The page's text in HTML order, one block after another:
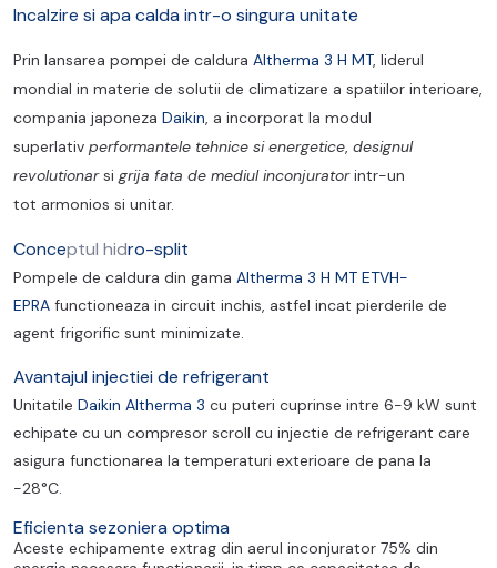
Incalzire si apa calda intr-o singura unitate
Prin lansarea pompei de caldura Altherma 3 H MT, liderul
mondial in materie de solutii de climatizare a spatiilor interioare,
compania japoneza Daikin, a incorporat la modul
superlativ performantele tehnice si energetice, designul
revolutionarsi grija fata de mediul inconjuratorintr-un
tot armonios si unitar.
Conceptul hidro-split
Pompele de caldura din gama Altherma 3 H MT ETVH-
EPRA functioneaza in circuit inchis, astfel incat pierderile de
agent frigorific sunt minimizate.
Avantajul injectiei de refrigerant
Unitatile Daikin Altherma 3 cu puteri cuprinse intre 6-9 kW sunt
echipate cu un compresor scroll cu injectie de refrigerant care
asigura functionarea la temperaturi exterioare de pana la
-28°C.
Eficienta sezoniera optima
Aceste echipamente extrag din aerul inconjurator 75% din